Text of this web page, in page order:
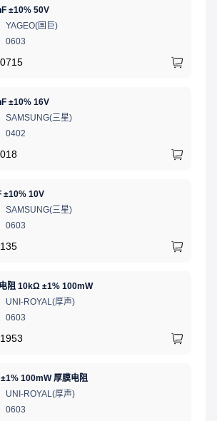
±10% 50V
YAGEO(国巨)
0603
±10% 16V
SAMSUNG(三星)
0402
±10% 10V
SAMSUNG(三星)
0603
阻 10kΩ ±1% 100mW
UNI-ROYAL(厚声)
0603
100mW 厚膜电阻
UNI-ROYAL(厚声)
0603